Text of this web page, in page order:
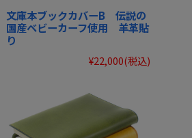
文庫本ブックカバーB 伝説の
国産ベビーカーフ使用 羊革貼
り
¥22,000(税込)